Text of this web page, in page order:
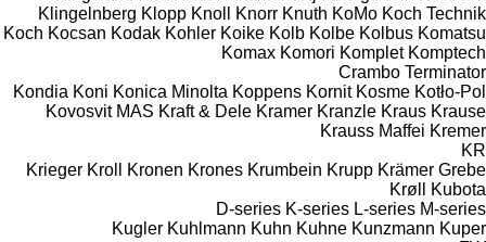
Klingelnberg Klopp Knoll Knorr Knuth KoMo Koch Technik
Koch Kocsan Kodak Kohler Koike Kolb Kolbe Kolbus Komatsu
Komax Komori Komplet Komptech
Crambo Terminator
Kondia Koni Konica Minolta Koppens Kornit Kosme Kotło-Pol
Kovosvit MAS Kraft & Dele Kramer Kranzle Kraus Krause
Krauss Maffei Kremer
KR
Krieger Kroll Kronen Krones Krumbein Krupp Krämer Grebe
Krøll
Kubota
D-series K-series L-series M-series
Kugler Kuhlmann Kuhn Kuhne Kunzmann Kuper